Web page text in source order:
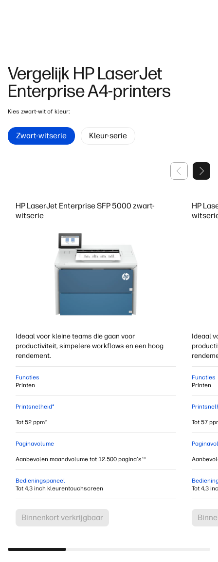
Vergelijk HP LaserJet
Enterprise A4-printers
Kies zwart-wit of kleur:
Zwart-witserie Kleur-serie
HP LaserJet Enterprise SFP 5000 zwart-
witserie
Ideaal voor kleine teams die gaan voor
productiviteit, simpelere workflows en een hoog
rendement.
Functies
Printen
Printsnelheid*
Tot 52 ppm2
Paginavolume
Aanbevolen maandvolume tot 12.500 pagina's 10
Bedieningspaneel
Tot 4,3 inch kleurentouchscreen
Binnenkort verkrijgbaar
HP
Ideaal
Functies
Printen
Tot 57
Tot 4,3